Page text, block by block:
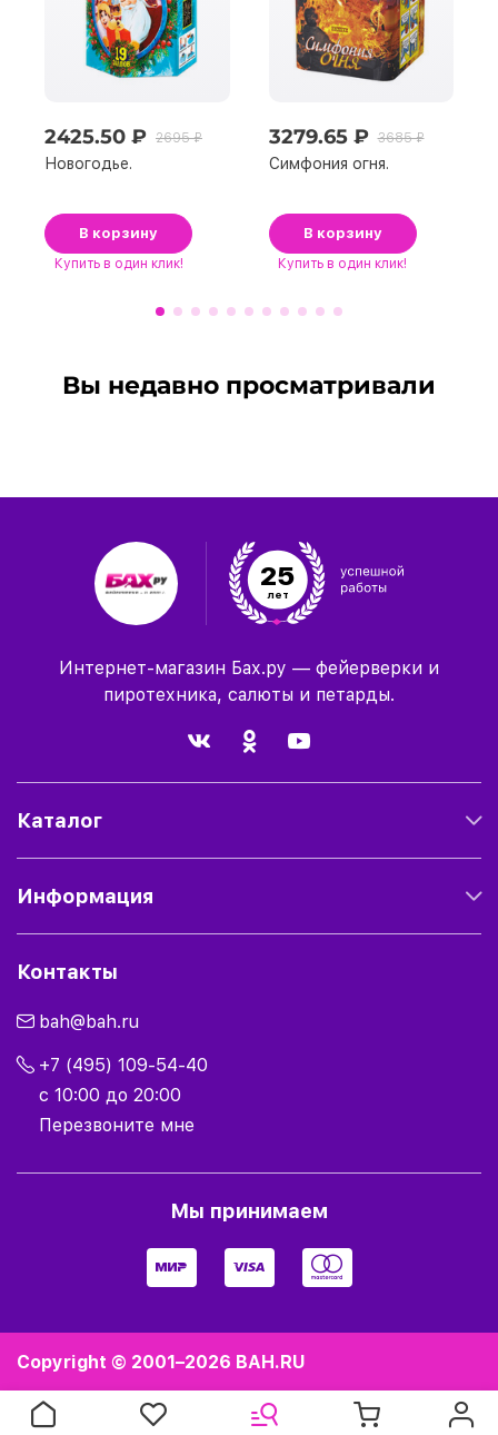
2425.50 ₽ 2695 ₽
Новогодье.
В корзину
Купить в один клик!
3279.65 ₽ 3685 ₽
Симфония огня.
В корзину
Купить в один клик!
Вы недавно просматривали
25
лет
Интернет-магазин Бах.ру — фейерверки и
пиротехника, салюты и петарды.
Каталог
Информация
Контакты
bah@bah.ru
+7 (495) 109-54-40
с 10:00 до 20:00
Перезвоните мне
Мы принимаем
Copyright © 2001–2026 BAH.RU